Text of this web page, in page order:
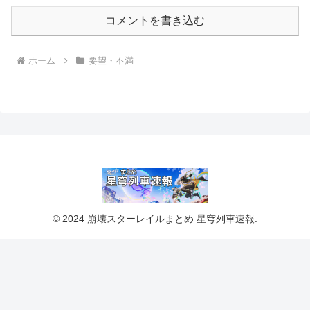
コメントを書き込む
ホーム 要望・不満
© 2024 崩壊スターレイルまとめ 星穹列車速報.